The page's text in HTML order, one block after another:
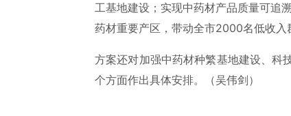
工基地建设；实现中药材产品质量可追
药材重要产区，带动全市2000名低收入
方案还对加强中药材种繁基地建设、科
个方面作出具体安排。（吴伟剑）